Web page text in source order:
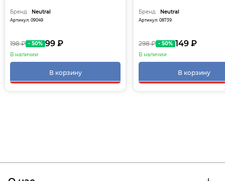
Бренд Neutral
Артикул: 09049
198 ₽ - 50% 99 ₽
В наличии
В корзину
Бренд Neutral
Артикул: 08739
298 ₽ - 50% 149 ₽
В наличии
В корзину